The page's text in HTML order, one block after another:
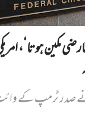
مکین ہوتا‘،
نے صدر ٹرمپ کے